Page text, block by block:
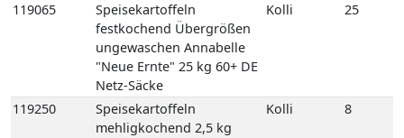
119250
Speisekartoffeln
mehligkochend 2,5 kg
gepackt 8 Carryfresh 35+
DE GP H-grün
Kolli 8
Speisekartoffeln
mehligkochend Sunita 12,5
kg 35+ DE Netz-Säcke